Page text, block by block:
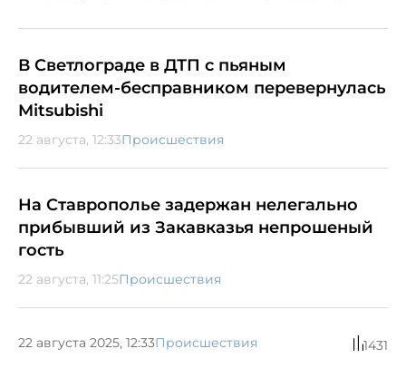
В Светлограде в ДТП с пьяным
водителем-бесправником перевернулась
Mitsubishi
22 августа, 12:33Происшествия
На Ставрополье задержан нелегально
прибывший из Закавказья непрошеный
гость
22 августа, 11:25Происшествия
22 августа 2025, 12:33Происшествия 1431